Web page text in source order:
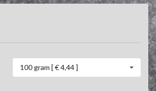
100 gram [ € 4,44 ]